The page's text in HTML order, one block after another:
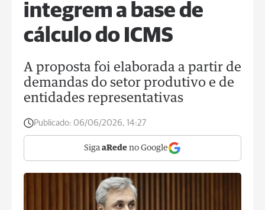
integrem a base de
cálculo do ICMS
A proposta foi elaborada a partir de
demandas do setor produtivo e de
entidades representativas
Publicado: 06/06/2026, 14:27
Siga aRede no Google